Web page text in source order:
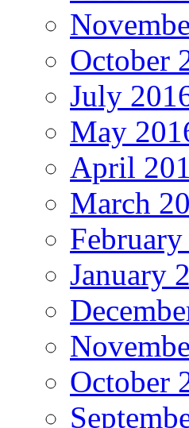
October
July
May
April
March
January
October